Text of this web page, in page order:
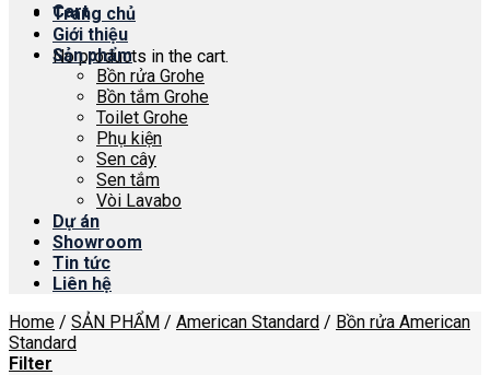
Cart
No products in the cart.
Trang chủ
Giới thiệu
Sản phẩm
Bồn rửa Grohe
Bồn tắm Grohe
Toilet Grohe
Phụ kiện
Sen cây
Sen tắm
Vòi Lavabo
Dự án
Showroom
Tin tức
Liên hệ
Home / SẢN PHẨM / American Standard / Bồn rửa American
Standard
Filter